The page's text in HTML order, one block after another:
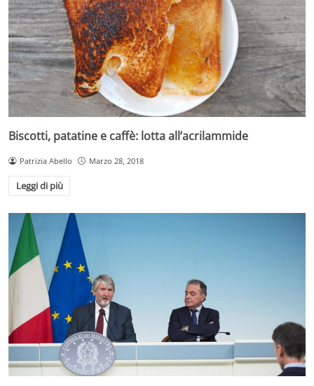
Biscotti, patatine e caffè: lotta all’acrilammide
Patrizia Abello Marzo 28, 2018
Leggi di più